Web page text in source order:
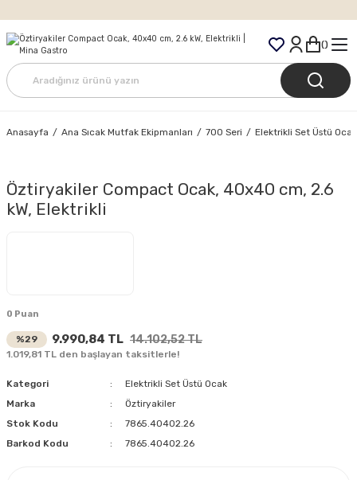
Tüm Siparişlerde Ücretsiz Kargo
Anasayfa Ana Sıcak Mutfak Ekipmanları 700 Seri Elektrikli Set Üstü Ocak
Öztiryakiler Compact Ocak, 40x40 cm, 2.6
kW, Elektrikli
0 Puan
%29 9.990,84 TL 14.102,52 TL
1.019,81 TL den başlayan taksitlerle!
Kategori
Elektrikli Set Üstü Ocak
Marka
Öztiryakiler
Stok Kodu
7865.40402.26
Barkod Kodu
7865.40402.26